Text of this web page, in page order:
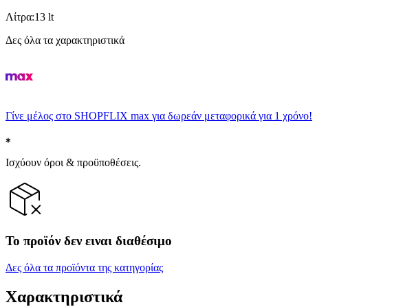
Λίτρα:13 lt
Δες όλα τα χαρακτηριστικά
Γίνε μέλος στο SHOPFLIX max για δωρεάν μεταφορικά για 1 χρόνο!
Ισχύουν όροι & προϋποθέσεις.
Το προϊόν δεν ειναι διαθέσιμο
Δες όλα τα προϊόντα της κατηγορίας
Χαρακτηριστικά